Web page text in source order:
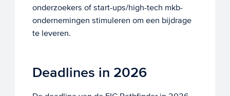
onderzoekers of start-ups/high-tech mkb-
ondernemingen stimuleren om een bijdrage
te leveren.
Deadlines in 2026